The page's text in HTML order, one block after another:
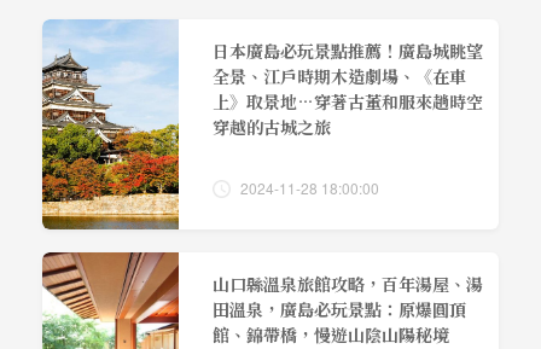
日本廣島必玩景點推薦！廣島城眺望
全景、江戶時期木造劇場、《在車
上》取景地…穿著古董和服來趟時空
穿越的古城之旅
2024-11-28 18:00:00
山口縣溫泉旅館攻略，百年湯屋、湯
田溫泉，廣島必玩景點：原爆圓頂
館、錦帶橋，慢遊山陰山陽秘境